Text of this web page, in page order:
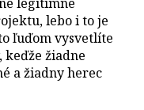
lebo i to je
ľuďom vysvetlíte
žiadne
a žiadny herec